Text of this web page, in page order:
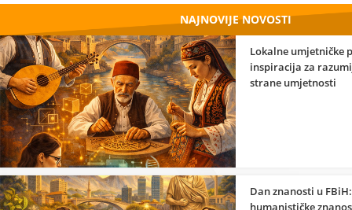
NAJNOVIJE NOVOSTI
Lokalne umjetničke
inspiracija za
strane umjetnosti
Dan znanosti u
humanističke